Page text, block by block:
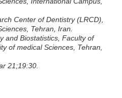
Center of Dentistry (LRCD),
Tehran, Iran.
and Biostatistics, Faculty of
of medical Sciences, Tehran,
21;19:30.